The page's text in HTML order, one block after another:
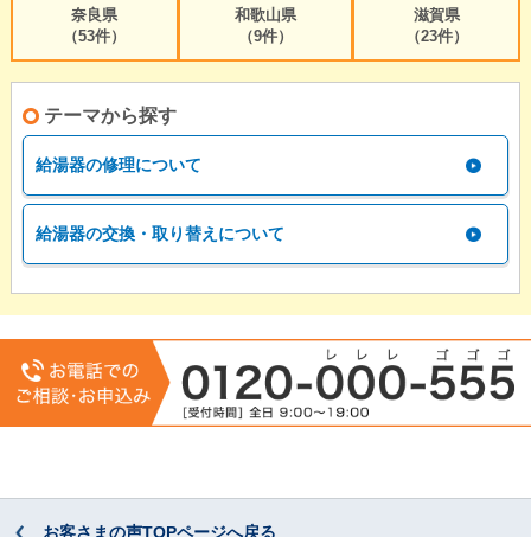
奈良県
（53件）
和歌山県
（9件）
滋賀県
（23件）
テーマから探す
給湯器の修理について
給湯器の交換・取り替えについて
お客さまの声TOPページへ戻る